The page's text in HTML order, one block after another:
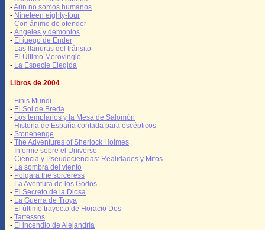
-Aún no somos humanos
- Nineteen eighty-four
- Con ánimo de ofender
- Ángeles y demonios
- El juego de Ender
- Las llanuras del tránsito
- El Último Merovingio
- La Especie Elegida
Libros de 2004
- Finis Mundi
- El Sol de Breda
- Los templarios y la Mesa de Salomón
- Historia de España contada para escépticos
- Stonehenge
- The Adventures of Sherlock Holmes
- Informe sobre el Universo
- Ciencia y Pseudociencias: Realidades y Mitos
- La sombra del viento
- Polgara the sorceress
- La Aventura de los Godos
- El Secreto de la Diosa
- La Guerra de Troya
- El último trayecto de Horacio Dos
- Tartessos
- El incendio de Alejandría